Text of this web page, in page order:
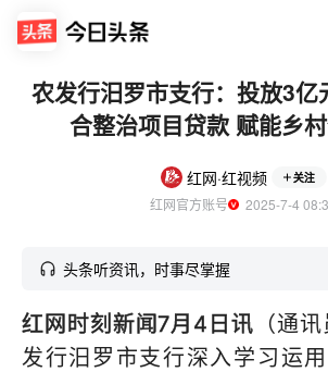
农发行汨罗市支行：投放3亿
合整治项目贷款 赋能乡
红网·红视频 关注
红网官方账号
2025-7-4
头条听资讯，时事尽掌握
红网时刻新闻7月4日讯 （通
发行汨罗市支行深入学习运